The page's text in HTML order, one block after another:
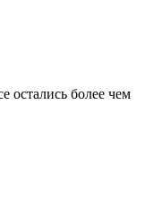
остались более чем